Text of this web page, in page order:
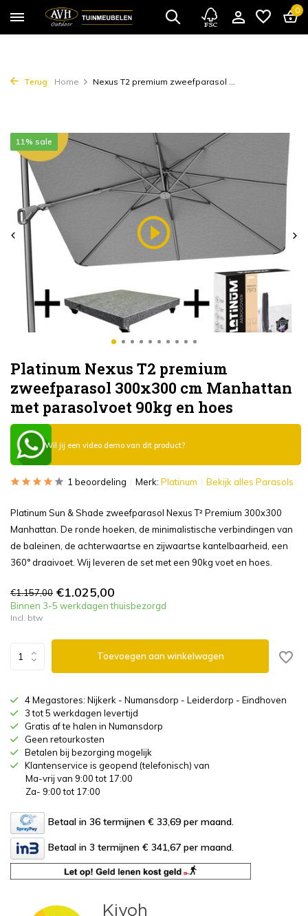
0
Terug Home Nexus T2 premium zweefparasol ...
Platinum Nexus T2 premium
zweefparasol 300x300 cm Manhattan
met parasolvoet 90kg en hoes
11% sale
Wil jij een video demo van dit product?
1 beoordeling Merk: Platinum Bekijk alles Parasols
Platinum Sun & Shade zweefparasol Nexus T² Premium 300x300
Manhattan. De ronde hoeken, de minimalistische verbindingen van
de baleinen, de achterwaartse en zijwaartse kantelbaarheid, een
360° draaivoet. Wij leveren de set met een 90kg voet en hoes.
€1.157,00 €1.025,00
Binnen 3-5 werkdagen thuisbezorgd
Incl. btw
Toevoegen aan winkelwagen
4 Megastores: Nijkerk - Numansdorp - Leiderdorp - Eindhoven
3 tot 5 werkdagen levertijd
Gratis af te halen in Numansdorp
Geen retourkosten
Betalen bij bezorging mogelijk
Klantenservice is geopend (telefonisch) van
Ma-vrij van 9:00 tot 17:00
Za- 9:00 tot 17:00
Betaal in 36 termijnen € 33,69 per maand.
Betaal in 3 termijnen € 341,67 per maand.